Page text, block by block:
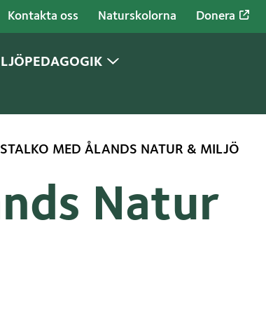
Kontakta oss Naturskolorna Donera
MED ÅLANDS NATUR & MILJÖ
Natur